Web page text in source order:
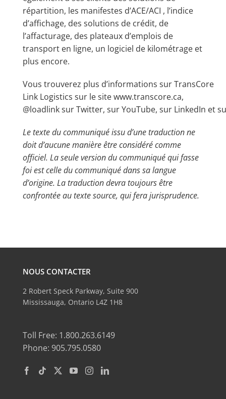
répartition, les manifestes d’ACE/ACI , l’indice
d’affichage, des solutions de crédit, de
l’affacturage, des plateaux d’emplois de
transport en ligne, un logiciel de kilométrage et
plus encore.
Vous trouverez plus d’informations sur TransCore
Link Logistics sur le sitewww.transcore.ca,
@loadlink surTwitter, surYouTube, surLinkedIn et
Le texte du communiqué issu d’une traduction ne
doit d’aucune manière être considéré comme
officiel. La seule version du communiqué qui fasse
foi est celle du communiqué dans sa langue
d’origine. La traduction devra toujours être
confrontée au texte source, qui fera jurisprudence.
NOUS CONTACTER
2 Robert Speck Parkway, Suite 900
Mississauga, Ontario L4Z 1H8
Toll Free: 1.800.263.6149
Phone: 905.795.0580